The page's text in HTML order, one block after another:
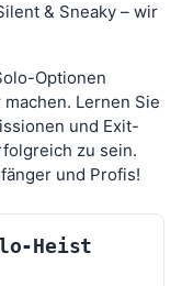
& Sneaky – wir
Optionen
Lernen Sie
und Exit-
zu sein.
und Profis!
Heist